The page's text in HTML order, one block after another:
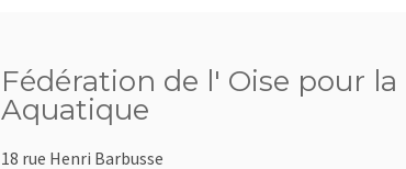
Fédération de l' Oise pour
Aquatique
18 rue Henri Barbusse